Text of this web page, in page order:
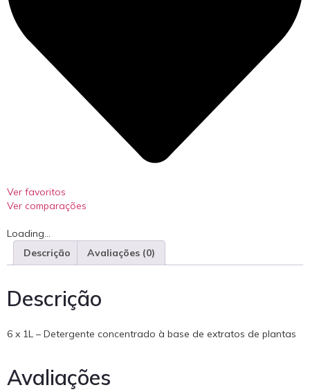
Ver favoritos
Ver comparações
Loading...
Descrição
Avaliações (0)
Descrição
6 x 1L – Detergente concentrado à base de extratos de plantas
Avaliações